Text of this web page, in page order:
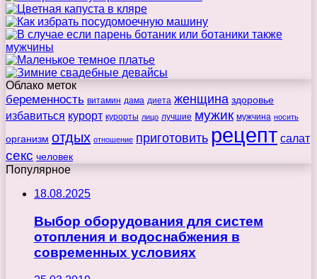
Облако меток
беременность витамин дама диета женщина здоровье
избавиться курорт курорты лицо лучшие мужик мужчина носить
организм отдых отношение приготовить рецепт салат
секс человек
Популярное
18.08.2025
Выбор оборудования для систем
отопления и водоснабжения в
современных условиях